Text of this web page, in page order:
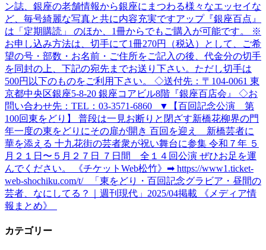
ン誌、銀座の老舗情報から銀座にまつわる様々なエッセイな
ど、毎号綺麗な写真と共に内容充実ですアップ『銀座百点』
は「定期購読」 のほか、1冊からでもご購入が可能です。 ※
お申し込み方法は、切手にて1冊270円（税込）として、ご希
望の号・部数・お名前・ご住所をご記入の後、代金分の切手
を同封の上、下記の宛先までお送り下さい。ただし切手は
500円以下のものをご利用下さい。 ◇送付先：〒104-0061 東
京都中央区銀座5-8-20 銀座コアビル8階『銀座百店会』 ◇お
問い合わせ先：TEL：03-3571-6860 ▼【百回記念公演 第
100回東をどり】 普段は一見お断りと閉ざす新橋花柳界の門
年一度の東をどりにその扉が開き 百回を迎え 新橋芸者に
華を添える 十九花街の芸者衆が祝い舞台に参集 令和７年 ５
月２１日〜５月２７日 ７日間 全１４回公演 ぜひお足を運
んでください。 《チケットWeb松竹》➡ https://www1.ticket-
web-shochiku.com/t/ 「東をどり・百回記念グラビア・昼間の
芸者、なにしてる？｜週刊現代」2025/04掲載 《メディア情
報まとめ》
カテゴリー